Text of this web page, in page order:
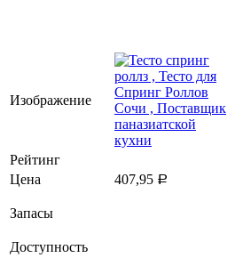
Изображение
Рейтинг
Цена
407,95 Р
Запасы
Доступность